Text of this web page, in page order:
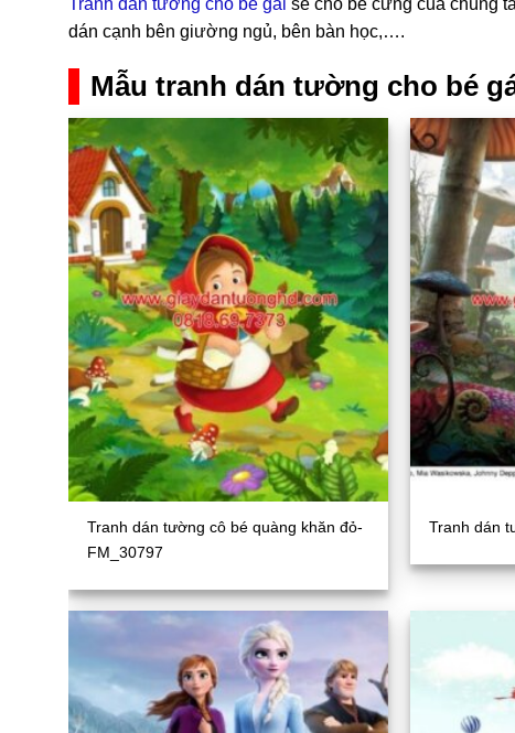
dán cạnh bên giường ngủ, bên bàn học,….
Mẫu tranh dán tường cho bé
Tranh dán tường cô bé quàng khăn đỏ-
FM_30797
Tranh dán